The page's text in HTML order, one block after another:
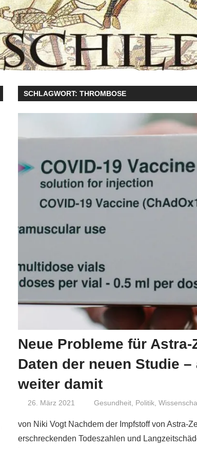
SCHLAGWORT:THROMBOSE
Neue Probleme für
Daten der neuen Studie
weiter damit
26. März 2021 Niki Vogt
Gesundheit, Politik,
von Niki Vogt Nachdem der Impfstoff von Astra-
erschreckenden Todeszahlen und